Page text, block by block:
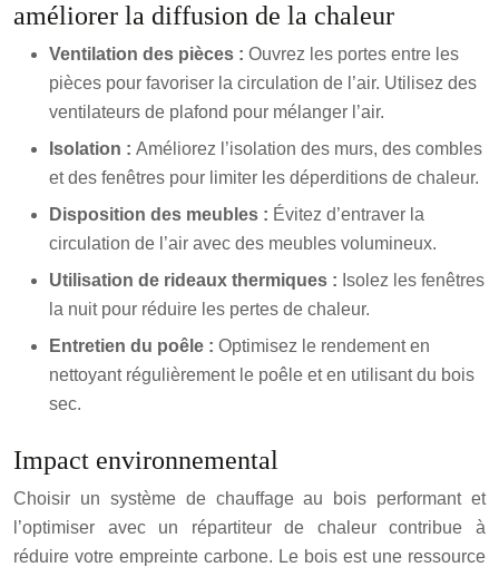
améliorer la diffusion de la chaleur
Ventilation des pièces : Ouvrez les portes entre les
pièces pour favoriser la circulation de l’air. Utilisez des
ventilateurs de plafond pour mélanger l’air.
Isolation : Améliorez l’isolation des murs, des combles
et des fenêtres pour limiter les déperditions de chaleur.
Disposition des meubles : Évitez d’entraver la
circulation de l’air avec des meubles volumineux.
Utilisation de rideaux thermiques : Isolez les fenêtres
la nuit pour réduire les pertes de chaleur.
Entretien du poêle : Optimisez le rendement en
nettoyant régulièrement le poêle et en utilisant du bois
sec.
Impact environnemental
Choisir un système de chauffage au bois performant et
l’optimiser avec un répartiteur de chaleur contribue à
réduire votre empreinte carbone. Le bois est une ressource